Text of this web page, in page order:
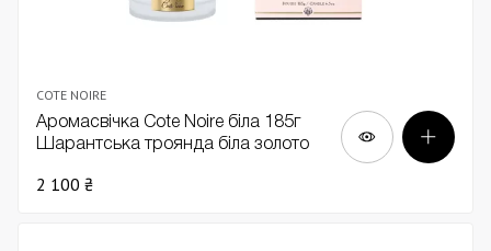
COTE NOIRE
Аромасвічка Cote Noire біла 185г
Шарантська троянда біла золото
2 100 ₴